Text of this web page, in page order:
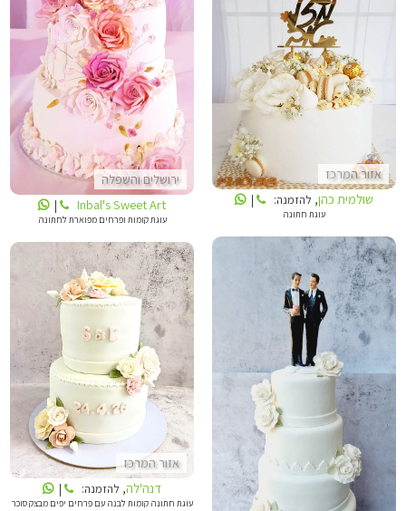
ירושלים והשפלה
INBALS CAKE ART
Inbal's Sweet Art
|
עוגת קומות ופרחים מפוארת לחתונה
אזור המרכז
שולמית כהן
שולמית כהן, להזמנה: |
עוגת חתונה
דנה'לה
אזור המרכז
דנה'לה
דנה'לה, להזמנה: |
עוגת חתונה קומות לבנה עם פרחים יפים מבצק סוכר